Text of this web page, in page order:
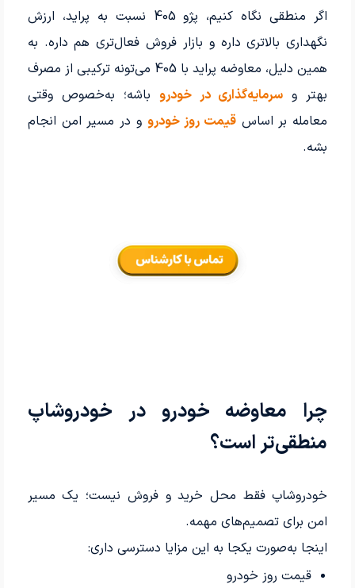
اگر منطقی نگاه کنیم، پژو 405 نسبت به پراید، ارزش
نگهداری بالاتری داره و بازار فروش فعال‌تری هم داره. به
همین دلیل، معاوضه پراید با 405 می‌تونه ترکیبی از مصرف
بهتر وسرمایه‌گذاری در خودرو باشه؛ به‌خصوص وقتی
معامله بر اساسقیمت روز خودرو و در مسیر امن انجام
بشه.
چرا معاوضه خودرو در خودروشاپ
منطقی‌تر است؟
خودروشاپ فقط محل خرید و فروش نیست؛ یک مسیر
امن برای تصمیم‌های مهمه.
اینجا به‌صورت یکجا به این مزایا دسترسی داری:
قیمت روز خودرو